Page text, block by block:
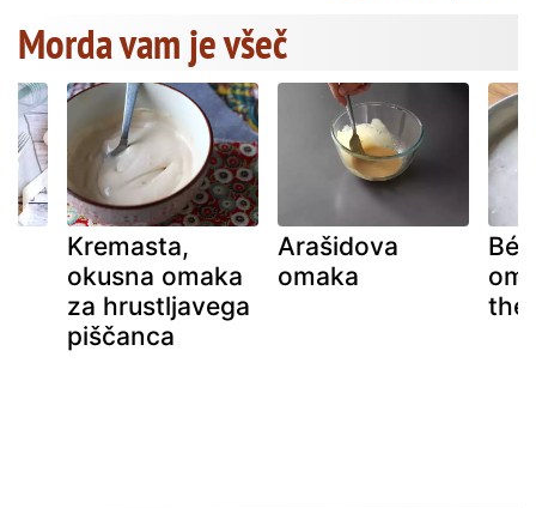
Morda vam je všeč
Kremasta,
okusna omaka
za hrustljavega
piščanca
Arašidova
omaka